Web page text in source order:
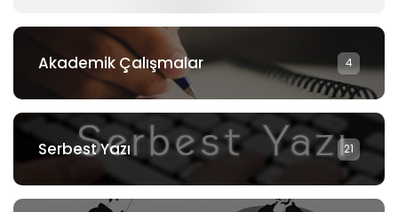
Akademik Çalışmalar 4
Serbest Yazı 21